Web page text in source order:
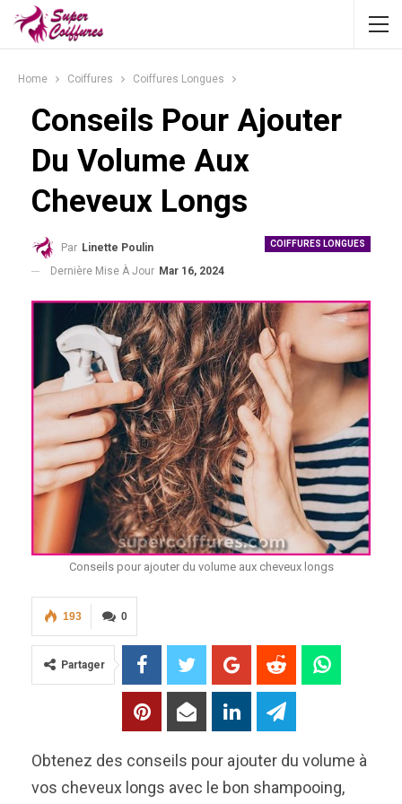
Home Coiffures Coiffures Longues
Conseils Pour Ajouter
Du Volume Aux
Cheveux Longs
COIFFURES LONGUES
Par Linette Poulin
Dernière Mise À Jour Mar 16, 2024
Conseils pour ajouter du volume aux cheveux longs
0
193
Partager
Obtenez des conseils pour ajouter du volume à
vos cheveux longs avec le bon shampooing,